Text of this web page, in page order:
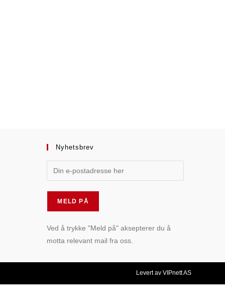
Nyhetsbrev
Ved å trykke "Meld på" aksepterer du å
motta relevant mail fra oss.
Levert av VIPnett AS